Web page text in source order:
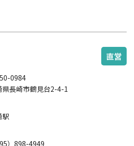
直営
0984
県長崎市鶴見台2-4-1
駅
）898-4949